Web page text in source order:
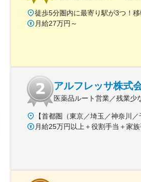
月給27万円～
アルフレッサ株式
医薬品ルート営業／残業少